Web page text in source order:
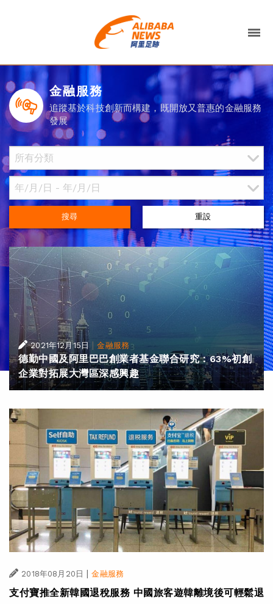
金融服務
追蹤基於科技創新而構建，既開放又普惠的金融服務
發展
搜尋 重設
2021年12月15日 |金融服務
德勤中國及阿里巴巴創業者基金聯合研究：63%初創
企業對拓展大灣區深感興趣
2018年08月20日 | 金融服務
支付寶推全新韓國退稅服務 中國旅客遊韓離境後可輕鬆退